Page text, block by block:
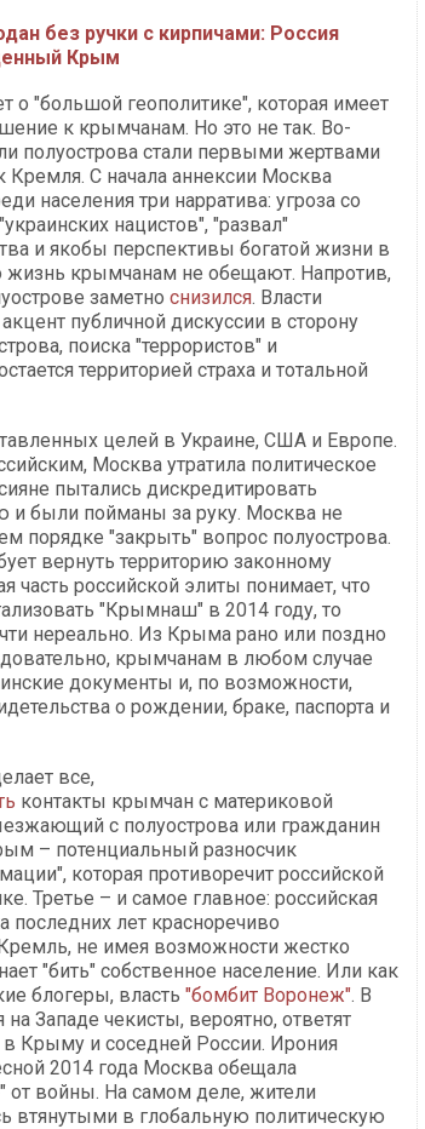
без ручки с кирпичами: Россия
Крым
о "большой геополитике", которая имеет
к крымчанам. Но это не так. Во-
полуострова стали первыми жертвами
С начала аннексии Москва
населения три нарратива: угроза со
нацистов", "развал"
и якобы перспективы богатой жизни в
жизнь крымчанам не обещают. Напротив,
заметно снизился. Власти
публичной дискуссии в сторону
поиска "террористов" и
территорией страха и тотальной
целей в Украине, США и Европе.
Москва утратила политическое
пытались дискредитировать
и были пойманы за руку. Москва не
порядке "закрыть" вопрос полуострова.
вернуть территорию законному
часть российской элиты понимает, что
"Крымнаш" в 2014 году, то
нереально. Из Крыма рано или поздно
крымчанам в любом случае
документы и, по возможности,
о рождении, браке, паспорта и
все,
контакты крымчан с материковой
с полуострова или гражданин
– потенциальный разносчик
которая противоречит российской
Третье – и самое главное: российская
последних лет красноречиво
Кремль, не имея возможности жестко
"бить" собственное население. Или как
блогеры, власть "бомбит Воронеж". В
на Западе чекисты, вероятно, ответят
Крыму и соседней России. Ирония
2014 года Москва обещала
от войны. На самом деле, жители
втянутыми в глобальную политическую